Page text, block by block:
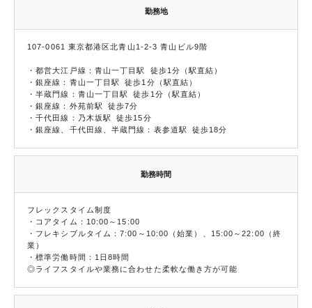
勤務地
107-0061 東京都港区北青山1-2-3 青山ビル9階
・都営大江戸線：青山一丁目駅 徒歩1分（駅直結）
・銀座線：青山一丁目駅 徒歩1分（駅直結）
・半蔵門線：青山一丁目駅 徒歩1分（駅直結）
・銀座線：外苑前駅 徒歩7分
・千代田線：乃木坂駅 徒歩15分
・銀座線、千代田線、半蔵門線：表参道駅 徒歩18分
勤務時間
フレックスタイム制度
・コアタイム：10:00～15:00
・フレキシブルタイム：7:00～10:00（始業）、15:00～22:00（終
業）
・標準労働時間：1日8時間
◎ライフスタイルや業務に合わせた柔軟な働き方が可能